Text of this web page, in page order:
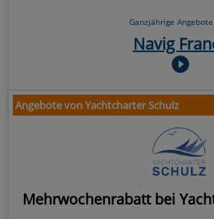
Ganzjährige
Navig
Angebote von Yachtcharter Schulz
Mehrwochenrabatt bei